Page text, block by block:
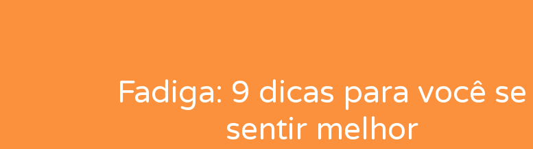
Fadiga: 9 dicas para você se
sentir melhor